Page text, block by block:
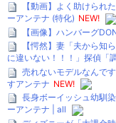
【動画】よく助けられ
ーアンテナ (特化) NEW!
【画像】ハンバーグ
【愕然】妻「夫から知
に違いない！！！」探偵「
売れないモデルなんで
すアンテナ NEW!
長身ボーイッシュ幼馴
ーアンテナ | all